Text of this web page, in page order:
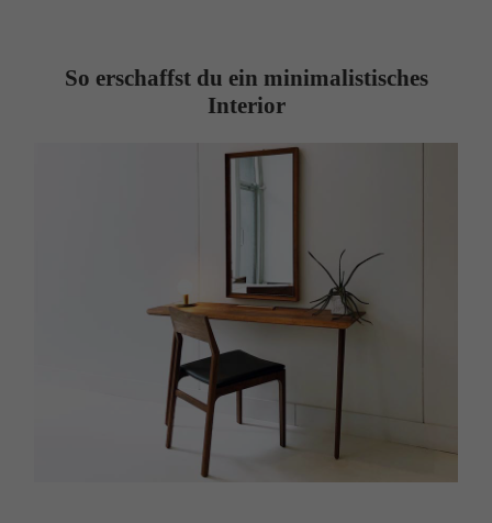
So erschaffst du ein minimalistisches
Interior